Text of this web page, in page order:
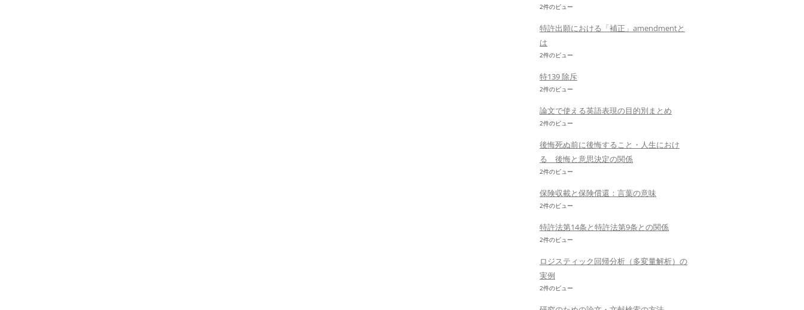
2件のビュー
特許出願における「補正」amendmentと
は
2件のビュー
特139 除斥
2件のビュー
論文で使える英語表現の目的別まとめ
2件のビュー
後悔死ぬ前に後悔すること・人生におけ
る 後悔と意思決定の関係
2件のビュー
保険収載と保険償還：言葉の意味
2件のビュー
特許法第14条と特許法第9条との関係
2件のビュー
ロジスティック回帰分析（多変量解析）の
実例
2件のビュー